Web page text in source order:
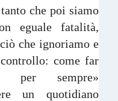
che poi siamo
eguale fatalità,
che ignoriamo e
come far
per sempre»
un quotidiano